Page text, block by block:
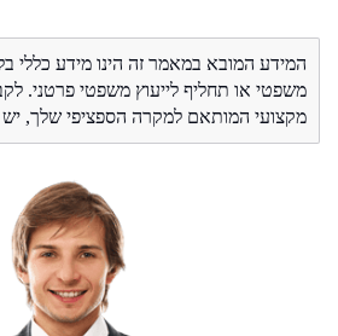
המידע המובא במאמר זה הינו מידע כללי
משפטי או תחליף לייעוץ משפטי פרטני.
מקצועי המותאם למקרה הספציפי שלך, יש